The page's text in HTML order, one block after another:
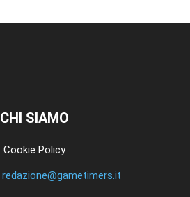
CHI SIAMO
Cookie Policy
redazione@gametimers.it